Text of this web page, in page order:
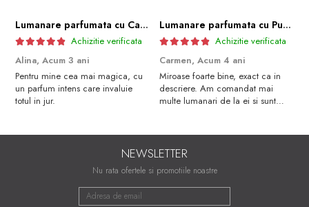
Lumanare parfumata cu Calm și armonie | Premium Alb 600gr.
Achizitie verificata
Alina, Acum 3 ani
Pentru mine cea mai magica, cu
un parfum intens care invaluie
totul in jur.
Lumanare parfumata cu Pumpkin spice | Premium Alb 600gr.
Achizitie verificata
Carmen, Acum 4 ani
Miroase foarte bine, exact ca in
descriere. Am comandat mai
multe lumanari de la ei si sunt
NEWSLETTER
Nu rata ofertele si promotiile noastre